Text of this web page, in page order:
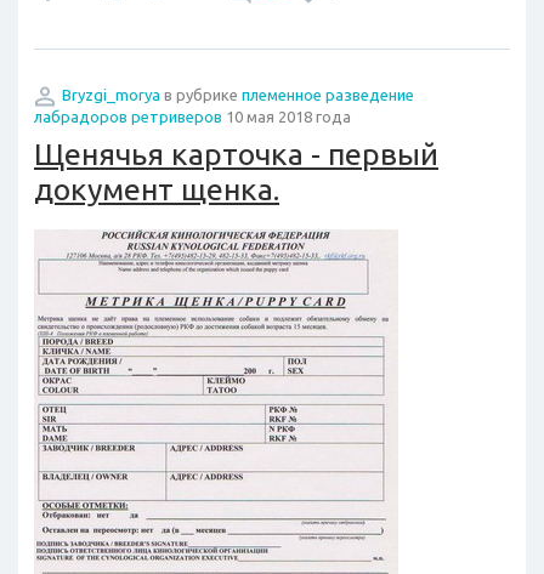
Bryzgi_morya в рубрике племенное разведение
лабрадоров ретриверов 10 мая 2018 года
Щенячья карточка - первый
документ щенка.